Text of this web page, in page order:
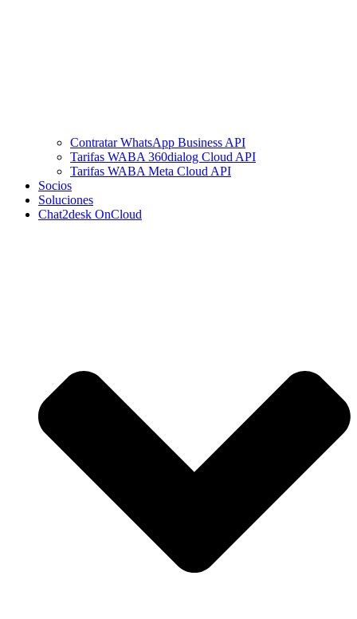
Contratar WhatsApp Business API
Tarifas WABA 360dialog Cloud API
Tarifas WABA Meta Cloud API
Socios
Soluciones
Chat2desk OnCloud